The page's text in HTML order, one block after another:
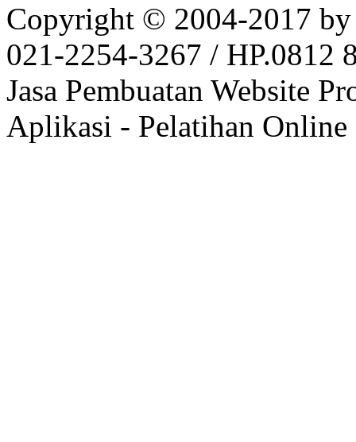
Copyright © 2004-2017 by
021-2254-3267 / HP.0812
Jasa Pembuatan Website
Aplikasi - Pelatihan Online